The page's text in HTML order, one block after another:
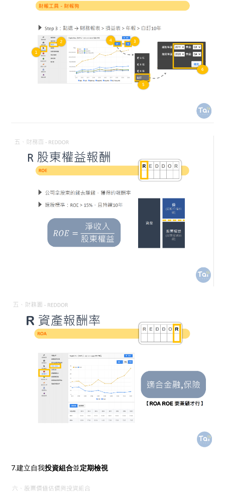
7.建立自我投資組合並定期檢視